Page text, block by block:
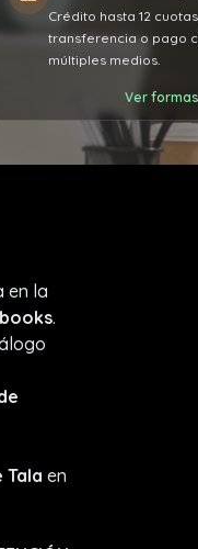
Crédito hasta 12
transferencia o pago
múltiples medios.
Ver
en la
.
Tala en